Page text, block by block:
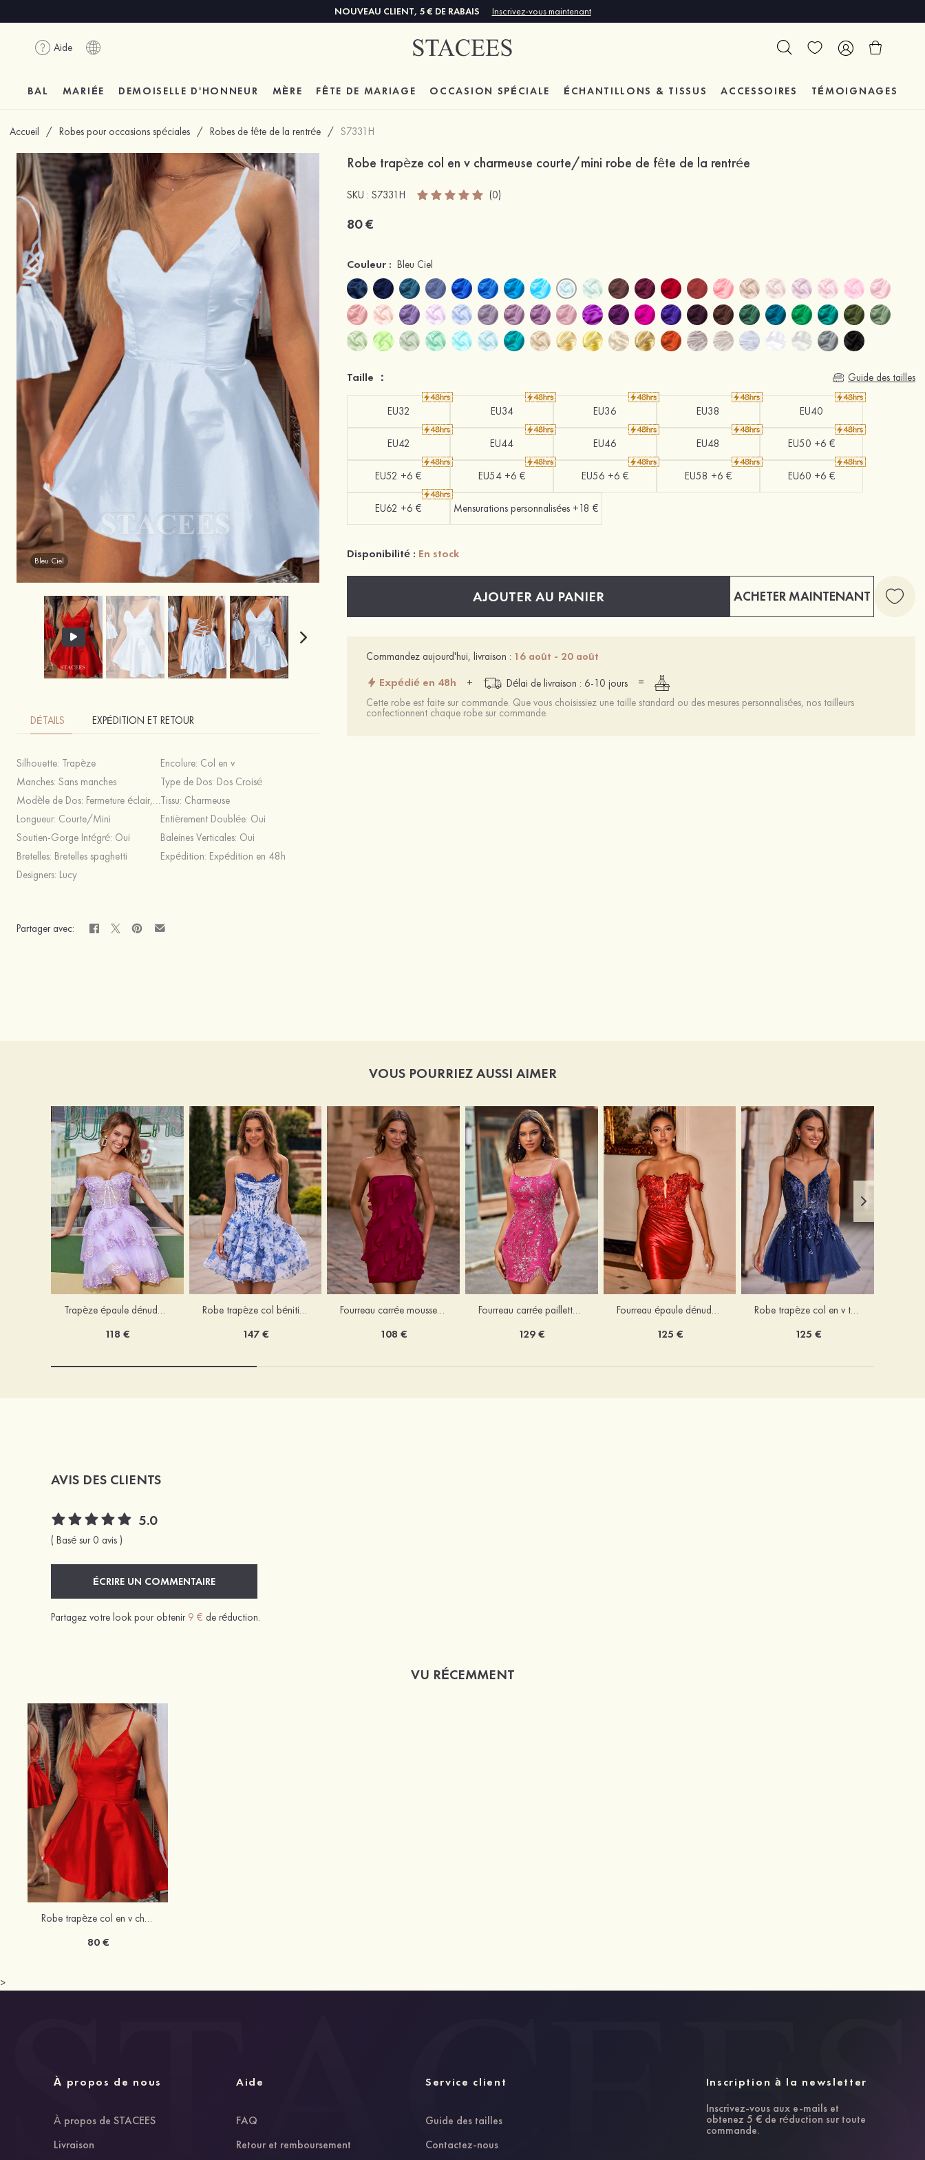
NOUVEAU CLIENT, 5 € DE RABAIS Inscrivez-vous maintenant
Aide
BAL MARIÉE DEMOISELLE D'HONNEUR MÈRE FÊTE DE MARIAGE OCCASION SPÉCIALE ÉCHANTILLONS & TISSUS ACCESSOIRES TÉMOIGNAGES
Accueil / Robes pour occasions spéciales / Robes de fête de la rentrée / S7331H
Bleu Ciel
DÉTAILS EXPÉDITION ET RETOUR
Silhouette: Trapèze Encolure: Col en v
Manches: Sans manches Type de Dos: Dos Croisé
Modèle de Dos: Fermeture éclair,Lacet Tissu: Charmeuse
Longueur: Courte/Mini Entièrement Doublée: Oui
Soutien-Gorge Intégré: Oui Baleines Verticales: Oui
Bretelles: Bretelles spaghetti Expédition: Expédition en 48h
Designers: Lucy
Partager avec:
Robe trapèze col en v charmeuse courte/mini robe de fête de la rentrée
SKU : S7331H (0)
80 €
Couleur : Bleu Ciel
Taille ： Guide des tailles
EU32 EU34 EU36 EU38 EU40
EU42 EU44 EU46 EU48 EU50 +6 €
EU52 +6 € EU54 +6 € EU56 +6 € EU58 +6 € EU60 +6 €
EU62 +6 € Mensurations personnalisées +18 €
Disponibilité : En stock
AJOUTER AU PANIER ACHETER MAINTENANT
Commandez aujourd'hui, livraison : 16 août - 20 août
Expédié en 48h + Délai de livraison : 6-10 jours
=
Cette robe est faite sur commande. Que vous choisissiez une taille standard ou des mesures personnalisées, nos tailleurs
confectionnent chaque robe sur commande.
VOUS POURRIEZ AUSSI AIMER
Trapèze épaule dénudée tulle courte/mini robe de fête de la rentrée avec paillettes
118 €
Robe trapèze col bénitier mousseline courte/mini robe de fête de la rentrée avec appliqué
147 €
Fourreau carrée mousseline courte/mini robe de fête de la rentré avec volants
108 €
Fourreau carrée paillettes courte/mini robe de fête de la rentrée
129 €
Fourreau épaule dénudée soie comme du satin courte/mini robe de fête de la rentrée
125 €
Robe trapèze col en v tulle courte/mini robe de fête de la rentrée avec poches paillettes
125 €
AVIS DES CLIENTS
5.0
( Basé sur 0 avis )
ÉCRIRE UN COMMENTAIRE
Partagez votre look pour obtenir 9 € de réduction.
VU RÉCEMMENT
Robe trapèze col en v charmeuse courte/mini robe de fête de la rentrée
80 €
>
À propos de nous
À propos de STACEES
Livraison
Aide
FAQ
Retour et remboursement
Service client
Guide des tailles
Contactez-nous
Inscription à la newsletter
Inscrivez-vous aux e-mails et
obtenez 5 € de réduction sur toute
commande.